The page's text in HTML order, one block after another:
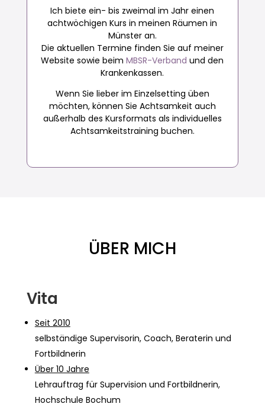
Ich biete ein- bis zweimal im Jahr einen
achtwöchigen Kurs in meinen Räumen in
Münster an.
Die aktuellen Termine finden Sie auf meiner
Website sowie beimMBSR-Verband und den
Krankenkassen.
Wenn Sie lieber im Einzelsetting üben
möchten, können Sie Achtsamkeit auch
außerhalb des Kursformats als individuelles
Achtsamkeitstraining buchen.
ÜBER MICH
Vita
Seit 2010
selbständige Supervisorin, Coach, Beraterin und
Fortbildnerin
Über 10 Jahre
Lehrauftrag für Supervision und Fortbildnerin,
Hochschule Bochum